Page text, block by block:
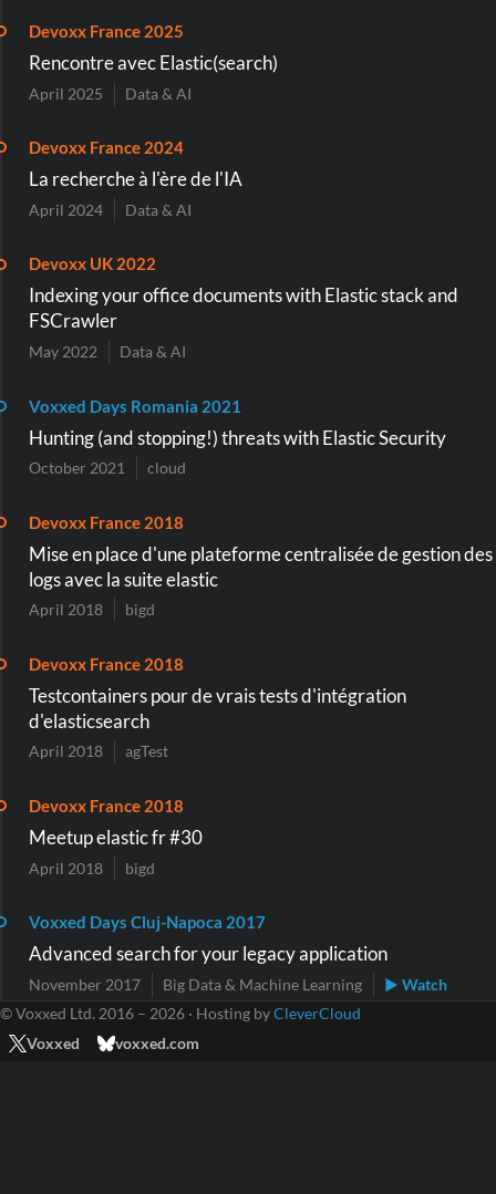
Devoxx France 2025
Rencontre avec Elastic(search)
April 2025 Data & AI
Devoxx France 2024
La recherche à l'ère de l'IA
April 2024 Data & AI
Devoxx UK 2022
Indexing your office documents with Elastic stack and
FSCrawler
May 2022 Data & AI
Voxxed Days Romania 2021
Hunting (and stopping!) threats with Elastic Security
October 2021 cloud
Devoxx France 2018
Mise en place d'une plateforme centralisée de gestion des
logs avec la suite elastic
April 2018 bigd
Devoxx France 2018
Testcontainers pour de vrais tests d'intégration
d'elasticsearch
April 2018 agTest
Devoxx France 2018
Meetup elastic fr #30
April 2018 bigd
Voxxed Days Cluj-Napoca 2017
Advanced search for your legacy application
November 2017 Big Data & Machine Learning
▶ Watch
© Voxxed Ltd. 2016 – 2026 · Hosting byCleverCloud
Voxxed
voxxed.com